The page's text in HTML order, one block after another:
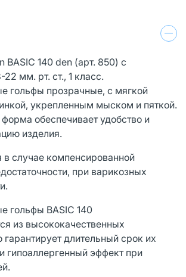
BASIC 140 den (арт. 850) с
мм. рт. ст., 1 класс.
гольфы прозрачные, с мягкой
укрепленным мыском и пяткой.
обеспечивает удобство и
изделия.
случае компенсированной
при варикозных
гольфы BASIC 140
из высококачественных
гарантирует длительный срок их
гипоаллергенный эффект при